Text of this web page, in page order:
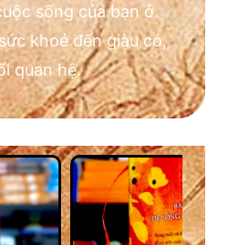
sống của bạn ở
khoẻ đến giàu có,
quan hệ.